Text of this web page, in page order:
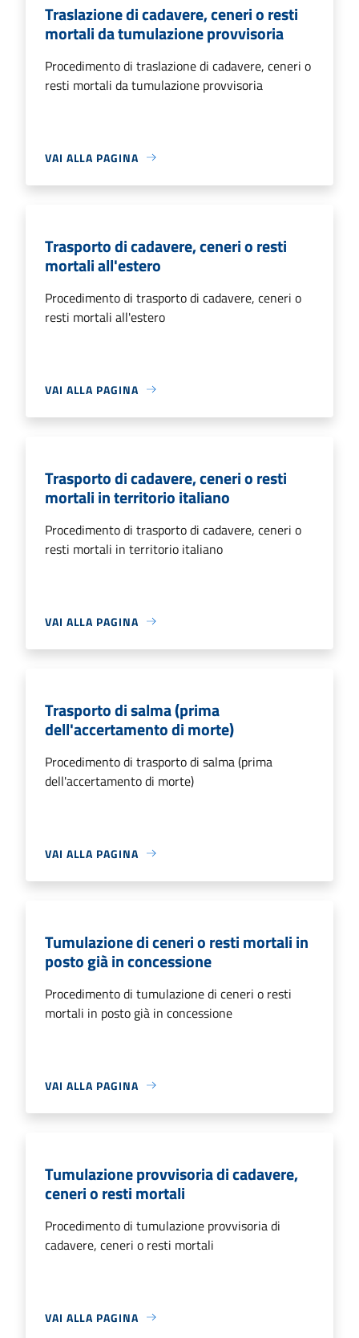
Traslazione di cadavere, ceneri o resti
mortali da tumulazione provvisoria
Procedimento di traslazione di cadavere, ceneri o
resti mortali da tumulazione provvisoria
VAI ALLA PAGINA
Trasporto di cadavere, ceneri o resti
mortali all'estero
Procedimento di trasporto di cadavere, ceneri o
resti mortali all'estero
VAI ALLA PAGINA
Trasporto di cadavere, ceneri o resti
mortali in territorio italiano
Procedimento di trasporto di cadavere, ceneri o
resti mortali in territorio italiano
VAI ALLA PAGINA
Trasporto di salma (prima
dell'accertamento di morte)
Procedimento di trasporto di salma (prima
dell'accertamento di morte)
VAI ALLA PAGINA
Tumulazione di ceneri o resti mortali in
posto già in concessione
Procedimento di tumulazione di ceneri o resti
mortali in posto già in concessione
VAI ALLA PAGINA
Tumulazione provvisoria di cadavere,
ceneri o resti mortali
Procedimento di tumulazione provvisoria di
cadavere, ceneri o resti mortali
VAI ALLA PAGINA